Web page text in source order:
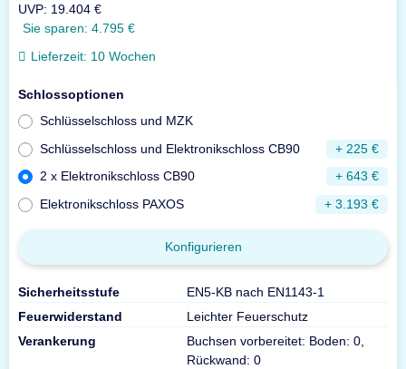
UVP: 19.404 €
Sie sparen: 4.795 €
Lieferzeit: 10 Wochen
Schlossoptionen
Schlüsselschloss und MZK
Schlüsselschloss und Elektronikschloss CB90
+ 225 €
2 x Elektronikschloss CB90
+ 643 €
Elektronikschloss PAXOS
+ 3.193 €
Konfigurieren
Sicherheitsstufe
EN5-KB nach EN1143-1
Feuerwiderstand
Leichter Feuerschutz
Verankerung
Buchsen vorbereitet: Boden: 0,
Rückwand: 0